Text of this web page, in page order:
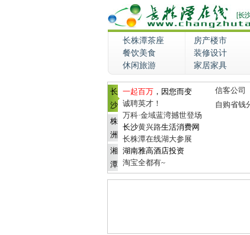
长株潭茶座 房产楼市
餐饮美食
装修设计
休闲旅游
家居家具
长
沙
株
洲
湘
潭
一起百万 ，因您而变
诚聘英才！
万科·金域蓝湾撼世登场
长沙黄兴路生活消费网
长株潭在线湖大参展
湖南雅高酒店投资
淘宝全都有~
信客公司
自购省钱